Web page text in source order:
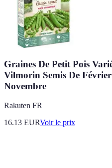
Graines De Petit Pois
Vilmorin Semis De
Novembre
Rakuten FR
16.13 EURVoir le prix